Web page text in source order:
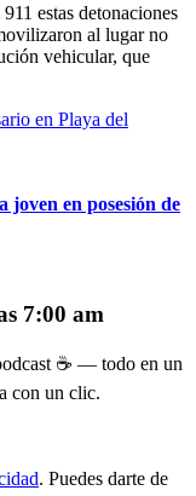
estas detonaciones
al lugar no
vehicular, que
joven en posesión de
7:00 am
☕ — todo en un
con un clic.
. Puedes darte de